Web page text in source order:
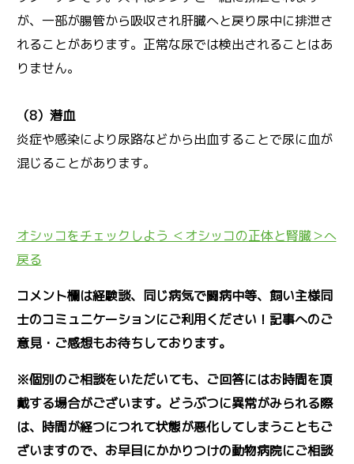
が、一部が腸管から吸収され肝臓へと戻り尿中に排泄さ
れることがあります。正常な尿では検出されることはあ
りません。
（8）潜血
炎症や感染により尿路などから出血することで尿に血が
混じることがあります。
オシッコをチェックしよう ＜オシッコの正体と腎臓＞へ
戻る
コメント欄は経験談、同じ病気で闘病中等、飼い主様同
士のコミュニケーションにご利用ください！記事へのご
意見・ご感想もお待ちしております。
※個別のご相談をいただいても、ご回答にはお時間を頂
戴する場合がございます。どうぶつに異常がみられる際
は、時間が経つにつれて状態が悪化してしまうこともご
ざいますので、お早目にかかりつけの動物病院にご相談